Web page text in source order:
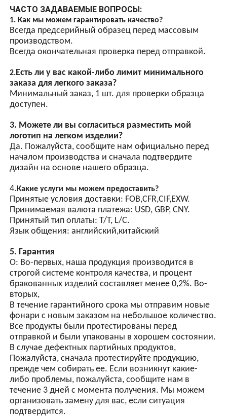
Взрывозащищенная
защита из высокопрочного
закаленного стекла
предотвращает контакт
освещения с горючими
взрывов.
Энергосберегающий
дизайн
Светодиодные лампы
энергосберегающие
светодиодные лампы
имеют высокую яркость и
более энергоэффективны,
GPS-синхронизация
(опционально)
Автоматическое
управление световым
чипом и несколькими
схемами защиты.
Синхронного мигания
добиться с помощью
сигнальных линий
синхронизации.
· Для взрывоопасных газовых сред IIA, IIB, IIC
· Для температурных групп T1~T6
· Для других опасных условий для общего и рабочего
освещения
· Для энергосберегающих проектов реконструкции, а
местах.
ЧАСТО ЗАДАВАЕМЫЕ ВОПРОСЫ:
1. Как мы можем гарантировать качество?
производством.
Всегда окончательная проверка перед отправкой.
2.Есть ли у вас какой-либо лимит минимального
заказа для легкого заказа?
доступен.
3. Можете ли вы согласиться разместить мой
логотип на легком изделии?
Да. Пожалуйста, сообщите нам официально перед
дизайн на основе нашего образца.
4.Какие услуги мы можем предоставить?
Принятые условия доставки: FOB,CFR,CIF,EXW.
Принимаемая валюта платежа: USD, GBP, CNY.
Принятый тип оплаты: T/T, L/C.
Язык общения: английский,китайский
5. Гарантия
О: Во-первых, наша продукция производится в
строгой системе контроля качества, и процент
бракованных изделий составляет менее 0,2%. Во-
вторых,
В течение гарантийного срока мы отправим новые
фонари с новым заказом на небольшое количество.
Все продукты были протестированы перед